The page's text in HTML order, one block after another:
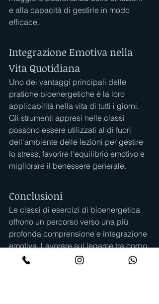
e alla capacità di gestirle in modo
efficace.
Integrazione Emotiva nella
Vita Quotidiana
Uno dei vantaggi principali delle
pratiche bioenergetiche è la loro
applicabilità nella vita di tutti i giorni.
Gli strumenti appresi nelle classi
possono essere utilizzati al di fuori
dell'ambiente delle lezioni per gestire
lo stress, favorire l'equilibrio emotivo e
migliorare il benessere generale.
Conclusioni
Le classi di esercizi di bioenergetica
offrono un percorso verso una più
profonda comprensione e integrazione
emotiva. Lavorare sul legame tra corpo
ed emozioni, esplorare le tensioni